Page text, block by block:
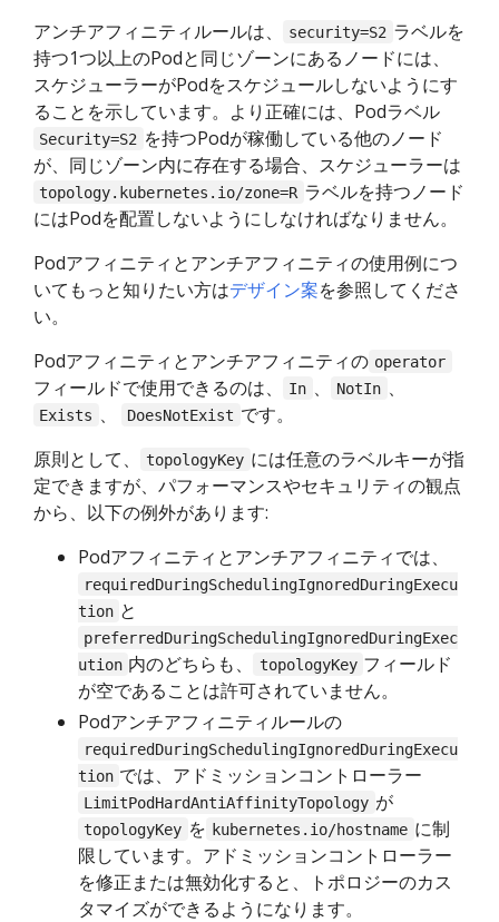
アンチアフィニティルールは、
security=S2 ラベルを
持つ1つ以上のPodと同じゾーンにあるノードには、
スケジューラーがPodをスケジュールしないようにす
ることを示しています。より正確には、Podラベル
Security=S2 を持つPodが稼働している他のノード
が、同じゾーン内に存在する場合、スケジューラーは
topology.kubernetes.io/zone=R ラベルを持つノード
にはPodを配置しないようにしなければなりません。
Podアフィニティとアンチアフィニティの使用例につ
いてもっと知りたい方はデザイン案を参照してくださ
い。
Podアフィニティとアンチアフィニティの operator
フィールドで使用できるのは、 In 、 NotIn 、
Exists 、 DoesNotExist です。
原則として、
topologyKey には任意のラベルキーが指
定できますが、パフォーマンスやセキュリティの観点
から、以下の例外があります:
Podアフィニティとアンチアフィニティでは、
requiredDuringSchedulingIgnoredDuringExecu
tion と
preferredDuringSchedulingIgnoredDuringExec
ution 内のどちらも、 topologyKey フィールド
が空であることは許可されていません。
Podアンチアフィニティルールの
requiredDuringSchedulingIgnoredDuringExecu
tion では、アドミッションコントローラー
LimitPodHardAntiAffinityTopology が
topologyKey を kubernetes.io/hostname に制
限しています。アドミッションコントローラー
を修正または無効化すると、トポロジーのカス
タマイズができるようになります。